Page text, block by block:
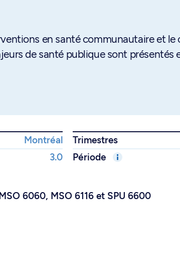
en santé communautaire et le
de santé publique sont présentés
Montréal Trimestres
3.0 Période
6060, MSO 6116 et SPU 6600